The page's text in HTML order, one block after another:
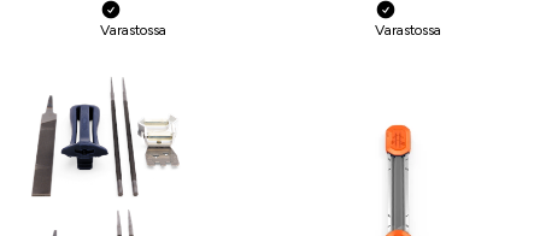
Varastossa Varastossa